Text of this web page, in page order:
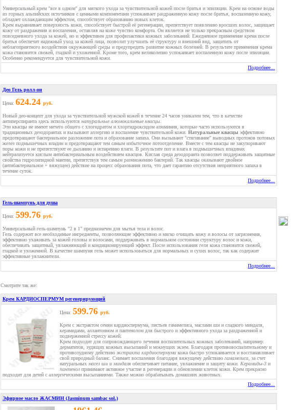
Универсальный крем "все в одном" для мягкого ухода за чувствительной кожей после бритья и эпиляции. Крем на основе воды
из горных альпийских источников с ценными компонентами успокаивает раздраженную кожу после бритья, воспаленную кожу,
обладает охлаждающим эффектом, способствует образованию новых клеток.
Крем выравнивает поверхность кожи, способствует быстрой её регенерации, препятствует появлению вросших волос, защищает
кожу от раздражения и воспаления, оставляя на коже чувство комфорта. Он является не только прекрасным средством
повседневного ухода за кожей, но и эффективен для профилактики кожных заболеваний. Ежедневное применение крема после
бритья обеспечит надежный уход за кожей лица, позволит улучшить её структуру и внешний вид, защитить от
неблагоприятного воздействия окружающей среды и предупредить развитие кожных болезней. В результате применения крема
кожа становится свежей, гладкой и ухоженной. Кроме того, крем великолепно успокаивает воспаленную кожу после эпиляции.
Особенно рекомендуется для чувствительной кожи.
Подробнее...
Део Гель ролл-он
Цена: 624.24 руб.
Новый део-концепт для ухода за чувствительной мужской кожей в течение 24 часов уникален тем, что в качестве
антиперспиранта здесь используются натуральные алюмокалиевые квасцы
Эти квасцы не имеют ничего общего с хлогидратом и хлоргидроксидом алюминия, которые часто используются в
традиционных дезодорантах и вызывают аллергию и воспаление чувствительной кожи. Натуральные квасцы эффективно
предотвращают бактериальное разложение пота и образование запаха. Они вызывают "стягивание" выводных протоков потовых
желез подмышечных впадин и предотвращают тем самым избыточное потоотделение. Вместе с тем квасцы не закупоривают
поры кожи и не препятствуют ее дыханию и испарению влаги. В результате пот и влага в подмышечных впадинах
нейтрализуется кислым антибактериальным воздействием квасцов. Кислая среда дезодоранта позволяет поддерживать защитные
свойства гидролипидной мантии, препятствуя тем самым размножению бактерий. Так квасцы оказывают двойное
(антибактериальное + вяжущее) действие на процесс образования пота, что дает гарантию отсутствия неприятного запаха в
течение суток.
Подробнее...
Гель-шампунь для душа
Цена: 599.76 руб.
Универсальный гель-шампунь "2 в 1" предназначен для мытья тела и волос.
Гель содержит все необходимые ингредиенты, позволяющие эффективно и мягко очищать кожу и волосы от загрязнения,
эффективно ухаживать за кожей головы и волосами, поддерживать в нормальном состоянии структуру волос и кожи,
обеспечивать защитный, увлажняющий и кондиционирующий эффект. После использования геля кожа становится свежей,
гладкой и ухоженной. В качестве шампуня гель может использоваться для нормальных и сухих волос, так как содержит
эффективные увлажнители.
Подробнее...
Смотрите так же:
Крем КАРДИОСПЕРМУМ регенерирующий
Цена: 599.76 руб.
Крем с экстрактом семян кардиоспермума, листьев гамамелиса, маслами ши и сладкого миндаля,
керамидами, аллантоином и пантенолом для быстрого и эффективного ухода за раздраженной и
подверженной стрессу кожей.
Крем подходит для сопровождающего лечения воспалительных кожных заболеваний, например:
дерматитов, зудящих кожных высыпаний и мокнущих экзем. Благодаря противовоспалительному и
противозудному действию экстракта кардиоспермумакожа быстро успокаивается и восстанавливает
свой природный баланс. Снимает воспаления благодаря вяжущему действию гамамелиса, за счет
натуральных масел ши и миндаля обеспечивает питание, увлажнение и защиту кожи. Керамиды-3и
пантенолпринимают активное участие в регенерации и обновлении клеток кожи. Крем прекрасно
подходит для детей с аллергическими высыпаниями. Также можно обрабатывать домашних животных.
Подробнее...
Эфирное масло ЖАСМИН (Jasminum sambac sol.)